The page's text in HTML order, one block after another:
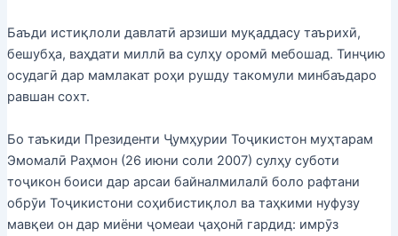
Баъди истиқлоли давлатӣ арзиши муқаддасу таърихӣ,
бешубҳа, ваҳдати миллӣ ва сулҳу оромӣ мебошад. Тинҷию
осудагӣ дар мамлакат роҳи рушду такомули минбаъдаро
равшан сохт.
Бо таъкиди Президенти Ҷумҳурии Тоҷикистон муҳтарам
Эмомалӣ Раҳмон (26 июни соли 2007) сулҳу суботи
тоҷикон боиси дар арсаи байналмилалӣ боло рафтани
обрӯи Тоҷикистони соҳибистиқлол ва таҳкими нуфузу
мавқеи он дар миёни ҷомеаи ҷаҳонӣ гардид: имрӯз